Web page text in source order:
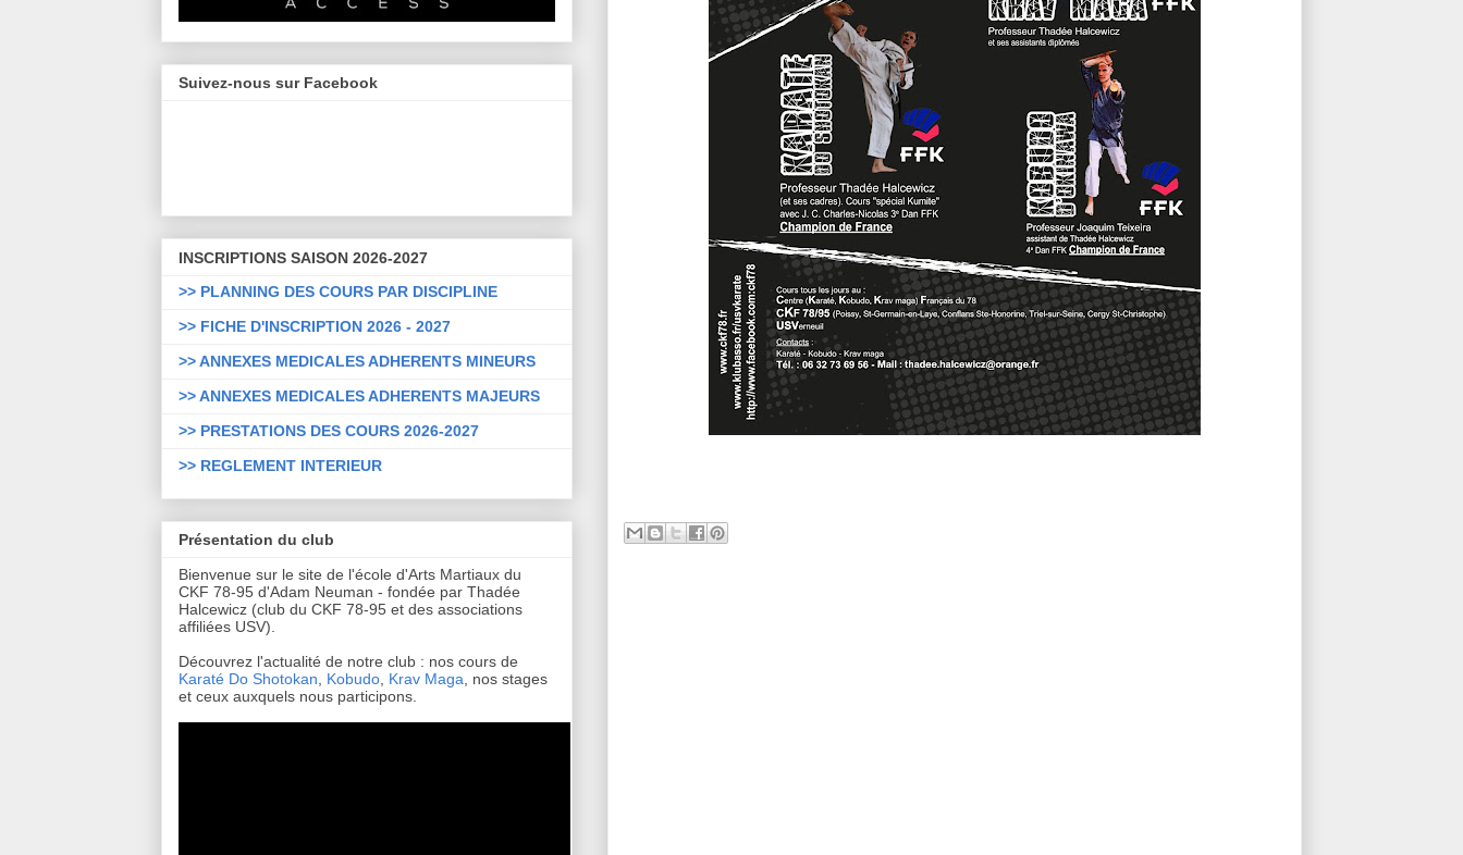
Suivez-nous sur Facebook
INSCRIPTIONS SAISON 2026-2027
>> PLANNING DES COURS PAR DISCIPLINE
>> FICHE D'INSCRIPTION 2026 - 2027
>> ANNEXES MEDICALES ADHERENTS MINEURS
>> ANNEXES MEDICALES ADHERENTS MAJEURS
>> PRESTATIONS DES COURS 2026-2027
>> REGLEMENT INTERIEUR
Présentation du club
Bienvenue sur le site de l'école d'Arts Martiaux du
CKF 78-95 d'Adam Neuman - fondée par Thadée
Halcewicz (club du CKF 78-95 et des associations
affiliées USV).
Découvrez l'actualité de notre club : nos cours de
Karaté Do Shotokan
Kobudo Krav Maga , nos stages
et ceux auxquels nous participons.